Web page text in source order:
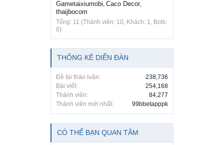
Gametaixiumobi Caco Decor,
thaijbocom
Tổng: 11 (Thành viên: 10, Khách: 1, Bots:
0)
THỐNG KÊ DIỄN ĐÀN
Đề tài thảo luận:
238,736
Bài viết:
254,168
Thành viên:
84,277
Thành viên mới nhất:
99bbetapppk
CÓ THỂ BẠN QUAN TÂM